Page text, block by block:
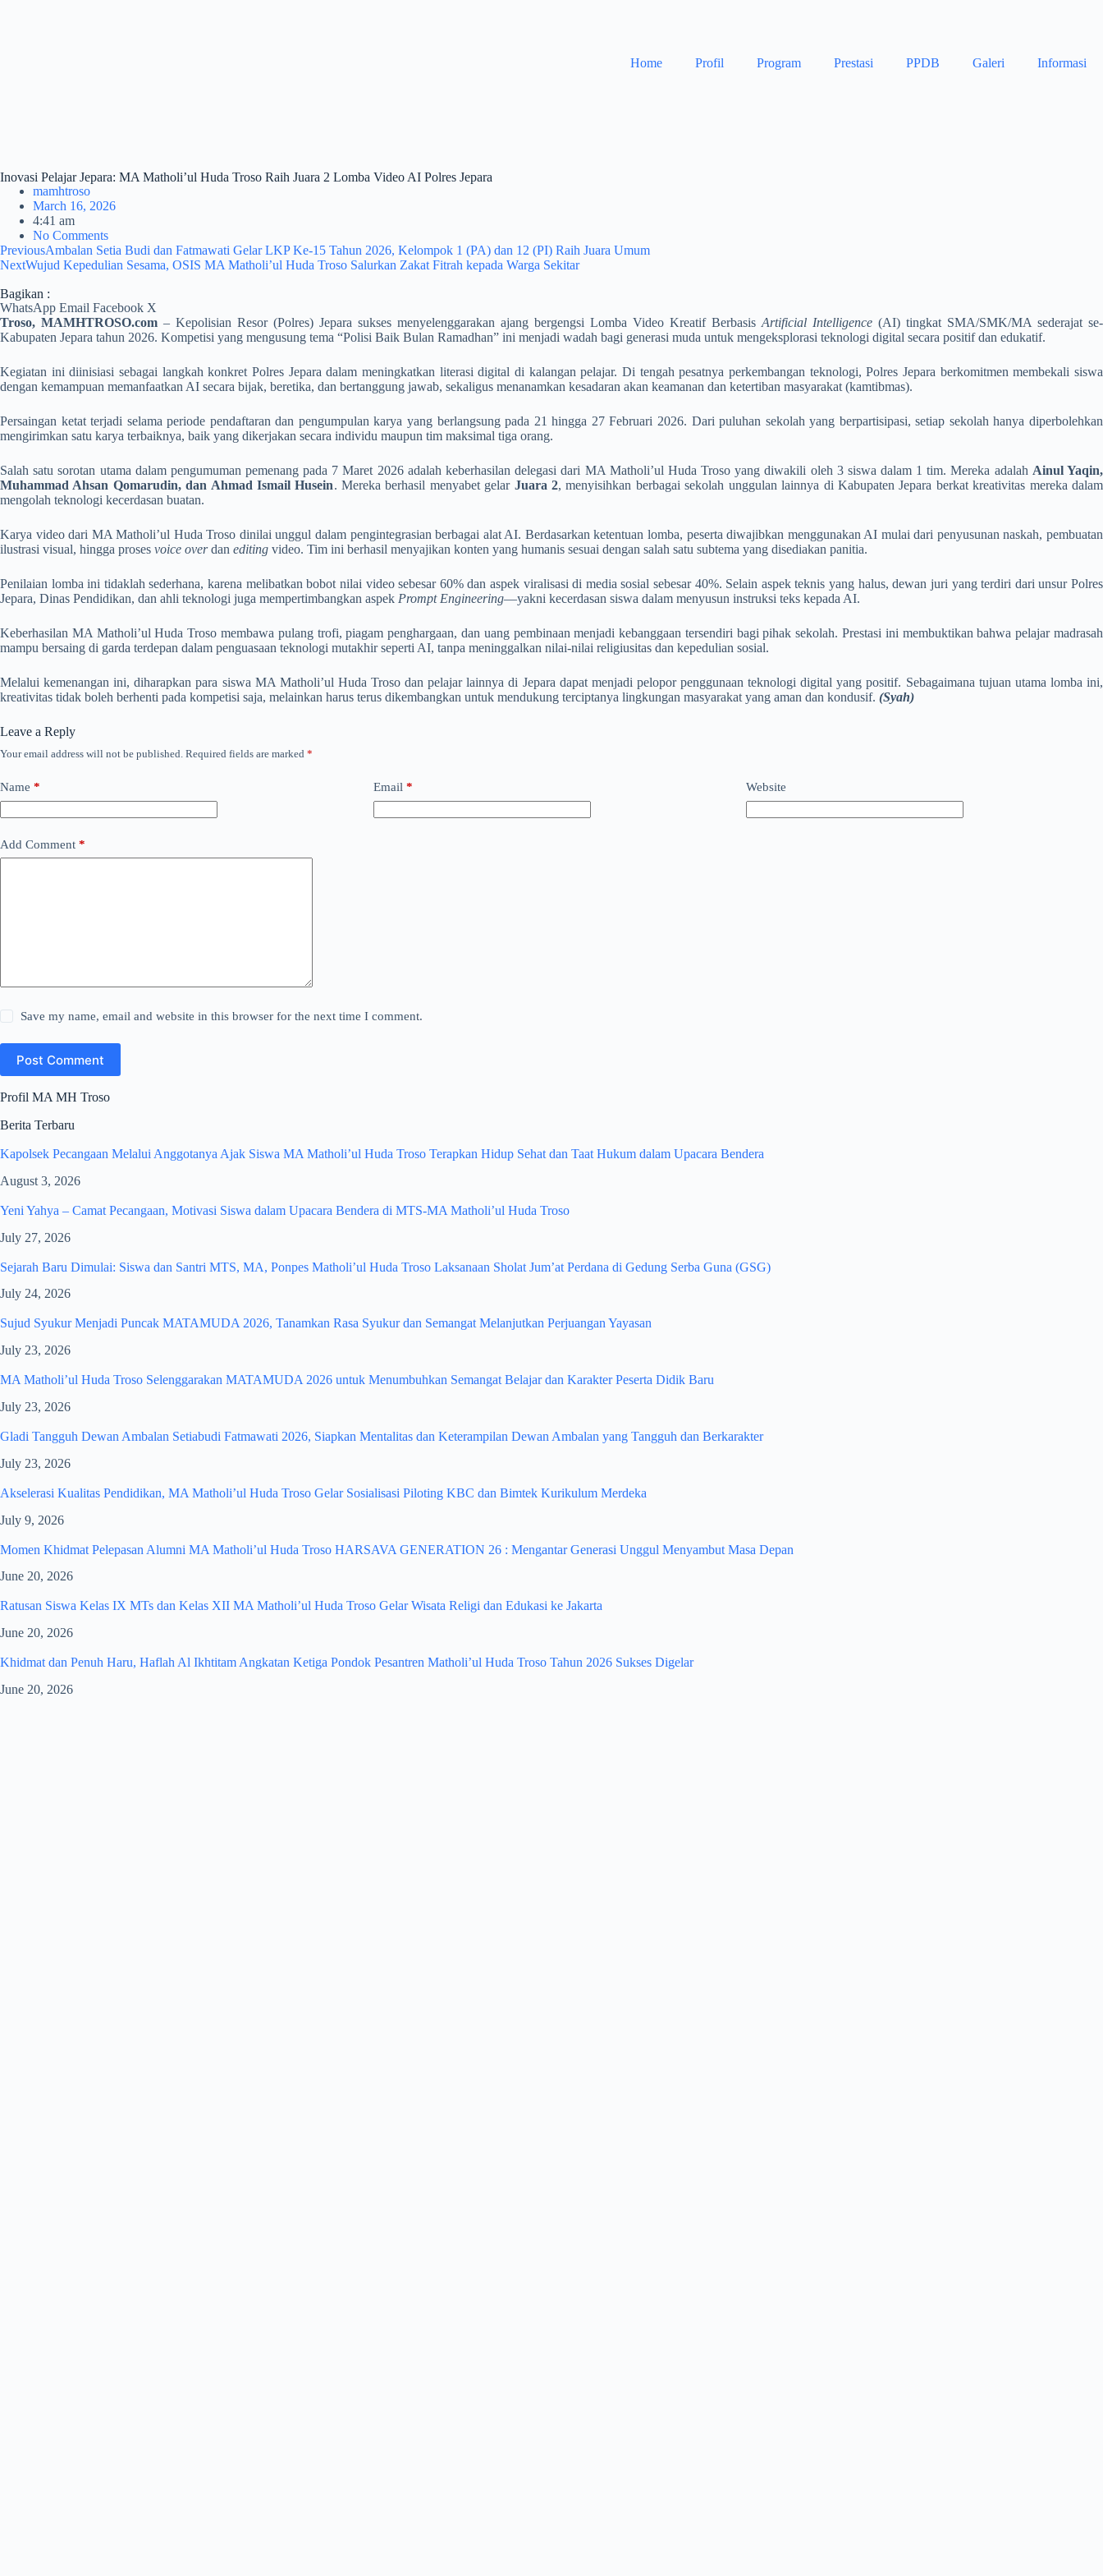
Home Profil Program Prestasi PPDB Galeri Informasi
Inovasi Pelajar Jepara: MA Matholi’ul Huda Troso Raih Juara 2 Lomba Video AI Polres Jepara
mamhtroso
March 16, 2026
4:41 am
No Comments
PreviousAmbalan Setia Budi dan Fatmawati Gelar LKP Ke-15 Tahun 2026, Kelompok 1 (PA) dan 12 (PI) Raih Juara Umum
NextWujud Kepedulian Sesama, OSIS MA Matholi’ul Huda Troso Salurkan Zakat Fitrah kepada Warga Sekitar
Bagikan :
WhatsApp Email Facebook X
Troso, MAMHTROSO.com – Kepolisian Resor (Polres) Jepara sukses menyelenggarakan ajang bergengsi Lomba Video Kreatif Berbasis Artificial Intelligence (AI) tingkat SMA/SMK/MA sederajat se-
Kabupaten Jepara tahun 2026. Kompetisi yang mengusung tema “Polisi Baik Bulan Ramadhan” ini menjadi wadah bagi generasi muda untuk mengeksplorasi teknologi digital secara positif dan edukatif.
Kegiatan ini diinisiasi sebagai langkah konkret Polres Jepara dalam meningkatkan literasi digital di kalangan pelajar. Di tengah pesatnya perkembangan teknologi, Polres Jepara berkomitmen membekali siswa
dengan kemampuan memanfaatkan AI secara bijak, beretika, dan bertanggung jawab, sekaligus menanamkan kesadaran akan keamanan dan ketertiban masyarakat (kamtibmas).
Persaingan ketat terjadi selama periode pendaftaran dan pengumpulan karya yang berlangsung pada 21 hingga 27 Februari 2026. Dari puluhan sekolah yang berpartisipasi, setiap sekolah hanya diperbolehkan
mengirimkan satu karya terbaiknya, baik yang dikerjakan secara individu maupun tim maksimal tiga orang.
Salah satu sorotan utama dalam pengumuman pemenang pada 7 Maret 2026 adalah keberhasilan delegasi dari MA Matholi’ul Huda Troso yang diwakili oleh 3 siswa dalam 1 tim. Mereka adalah Ainul Yaqin,
Muhammad Ahsan Qomarudin, dan Ahmad Ismail Husein. Mereka berhasil menyabet gelar Juara 2, menyisihkan berbagai sekolah unggulan lainnya di Kabupaten Jepara berkat kreativitas mereka dalam
mengolah teknologi kecerdasan buatan.
Karya video dari MA Matholi’ul Huda Troso dinilai unggul dalam pengintegrasian berbagai alat AI. Berdasarkan ketentuan lomba, peserta diwajibkan menggunakan AI mulai dari penyusunan naskah, pembuatan
ilustrasi visual, hingga proses voice overdan editing video. Tim ini berhasil menyajikan konten yang humanis sesuai dengan salah satu subtema yang disediakan panitia.
Penilaian lomba ini tidaklah sederhana, karena melibatkan bobot nilai video sebesar 60% dan aspek viralisasi di media sosial sebesar 40%. Selain aspek teknis yang halus, dewan juri yang terdiri dari unsur Polres
Jepara, Dinas Pendidikan, dan ahli teknologi juga mempertimbangkan aspek Prompt Engineering—yakni kecerdasan siswa dalam menyusun instruksi teks kepada AI.
Keberhasilan MA Matholi’ul Huda Troso membawa pulang trofi, piagam penghargaan, dan uang pembinaan menjadi kebanggaan tersendiri bagi pihak sekolah. Prestasi ini membuktikan bahwa pelajar madrasah
mampu bersaing di garda terdepan dalam penguasaan teknologi mutakhir seperti AI, tanpa meninggalkan nilai-nilai religiusitas dan kepedulian sosial.
Melalui kemenangan ini, diharapkan para siswa MA Matholi’ul Huda Troso dan pelajar lainnya di Jepara dapat menjadi pelopor penggunaan teknologi digital yang positif. Sebagaimana tujuan utama lomba ini,
kreativitas tidak boleh berhenti pada kompetisi saja, melainkan harus terus dikembangkan untuk mendukung terciptanya lingkungan masyarakat yang aman dan kondusif. (Syah)
Leave a Reply
Your email address will not be published. Required fields are marked *
Name * Email * Website
Add Comment *
Save my name, email and website in this browser for the next time I comment.
Post Comment
Profil MA MH Troso
Berita Terbaru
Kapolsek Pecangaan Melalui Anggotanya Ajak Siswa MA Matholi’ul Huda Troso Terapkan Hidup Sehat dan Taat Hukum dalam Upacara Bendera
August 3, 2026
Yeni Yahya – Camat Pecangaan, Motivasi Siswa dalam Upacara Bendera di MTS-MA Matholi’ul Huda Troso
July 27, 2026
Sejarah Baru Dimulai: Siswa dan Santri MTS, MA, Ponpes Matholi’ul Huda Troso Laksanaan Sholat Jum’at Perdana di Gedung Serba Guna (GSG)
July 24, 2026
Sujud Syukur Menjadi Puncak MATAMUDA 2026, Tanamkan Rasa Syukur dan Semangat Melanjutkan Perjuangan Yayasan
July 23, 2026
MA Matholi’ul Huda Troso Selenggarakan MATAMUDA 2026 untuk Menumbuhkan Semangat Belajar dan Karakter Peserta Didik Baru
July 23, 2026
Gladi Tangguh Dewan Ambalan Setiabudi Fatmawati 2026, Siapkan Mentalitas dan Keterampilan Dewan Ambalan yang Tangguh dan Berkarakter
July 23, 2026
Akselerasi Kualitas Pendidikan, MA Matholi’ul Huda Troso Gelar Sosialisasi Piloting KBC dan Bimtek Kurikulum Merdeka
July 9, 2026
Momen Khidmat Pelepasan Alumni MA Matholi’ul Huda Troso HARSAVA GENERATION 26 : Mengantar Generasi Unggul Menyambut Masa Depan
June 20, 2026
Ratusan Siswa Kelas IX MTs dan Kelas XII MA Matholi’ul Huda Troso Gelar Wisata Religi dan Edukasi ke Jakarta
June 20, 2026
Khidmat dan Penuh Haru, Haflah Al Ikhtitam Angkatan Ketiga Pondok Pesantren Matholi’ul Huda Troso Tahun 2026 Sukses Digelar
June 20, 2026